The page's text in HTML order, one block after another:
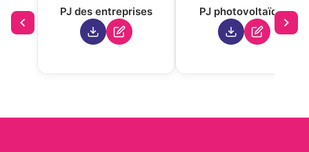
PJ des entreprises PJ photovoltaïque